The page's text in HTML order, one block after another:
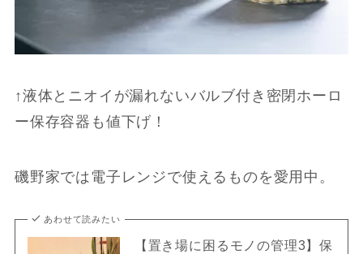
↑液体とニオイが漏れないバルブ付き密閉ホーロ
ー保存容器も値下げ！
磯野家では電子レンジで使えるものを愛用中。
あわせて読みたい
【置き場に困るモノの管理3】保